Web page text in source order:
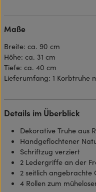
Maße
Breite: ca. 90 cm
Höhe: ca. 31 cm
Tiefe: ca. 40 cm
Lieferumfang: 1 Korbtruhe
Details im Überblick
Dekorative Truhe aus
Handgeflochtener
Schriftzug verziert
2 Ledergriffe an der
2 seitlich angebrachte
4 Rollen zum